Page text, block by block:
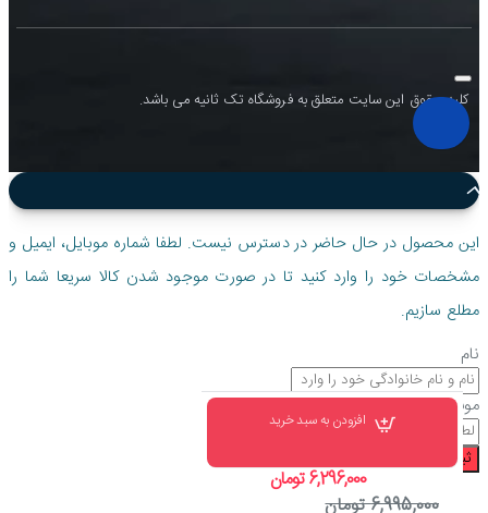
افزودن به سبد خرید
6,296,000 تومان
6,995,000 تومان
کلیه حقوق این سایت متعلق به فروشگاه تک ثانیه می باشد.
این محصول در حال حاضر در دسترس نیست. لطفا شماره موبایل، ایمیل و
مشخصات خود را وارد کنید تا در صورت موجود شدن کالا سریعا شما را
مطلع سازیم.
نام
موبایل
ثبت درخواست